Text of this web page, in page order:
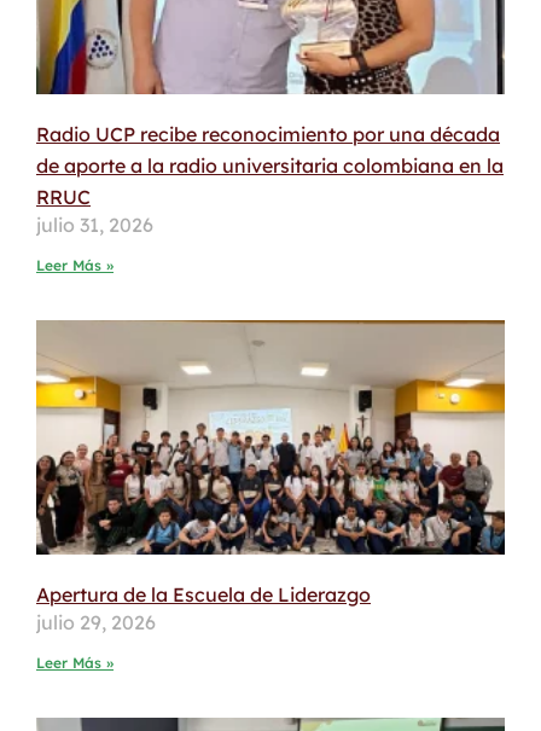
Radio UCP recibe reconocimiento por una década
de aporte a la radio universitaria colombiana en la
RRUC
julio 31, 2026
Leer Más »
Apertura de la Escuela de Liderazgo
julio 29, 2026
Leer Más »